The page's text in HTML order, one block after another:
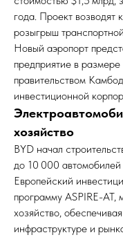
года. Проект возводят
розыгрыш
Новый аэропорт
предприятие в
правительством
инвестиционной
хозяйство
BYD начал
до 10 000
Европейский
программу ASPIRE-
хозяйство,
инфраструктуре и